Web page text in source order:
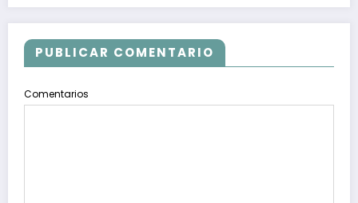
PUBLICAR COMENTARIO
Comentarios